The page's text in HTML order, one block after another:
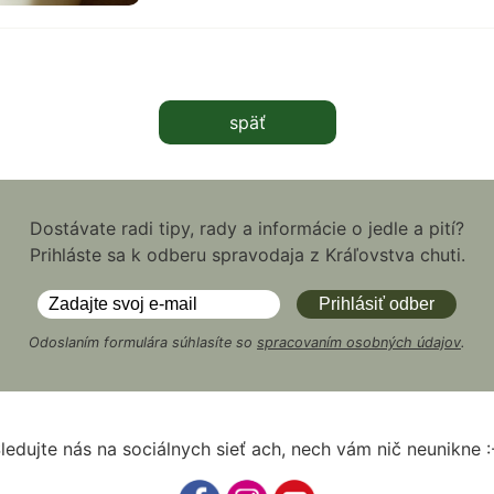
späť
Dostávate radi tipy, rady a informácie o jedle a pití?
Prihláste sa k odberu spravodaja z Kráľovstva chuti.
Odoslaním formulára súhlasíte so spracovaním osobných údajov.
nás na sociálnych sieť ach, nech vám nič neunikne